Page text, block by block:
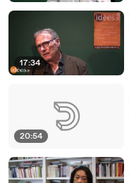
17:34
20:54